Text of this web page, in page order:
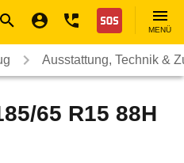
Nothilfe
MENÜ
Ausstattung, Technik &
65 R15 88H